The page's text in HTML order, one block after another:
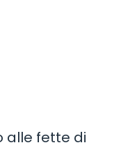
alle fette di